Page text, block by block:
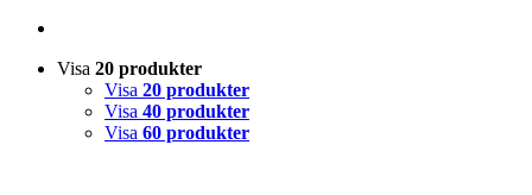
Visa 20 produkter
Visa 20 produkter
Visa 40 produkter
Visa 60 produkter